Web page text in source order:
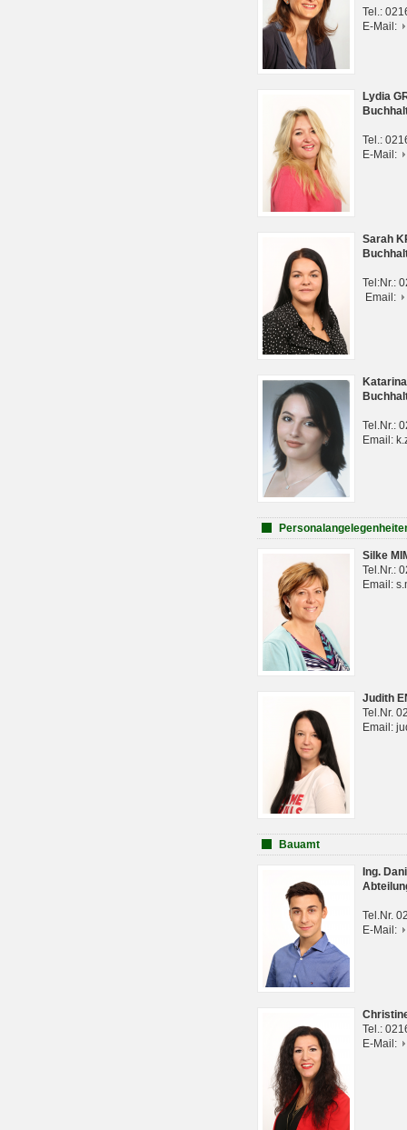
Tel.:
E-Mail:
Lydia
Tel.:
E-Mail:
Sarah
Tel:Nr.:
Email:
Tel.Nr.:
Email:
Silke
Tel.Nr.:
Email:
Judith
Tel.Nr.
Email:
Bauamt
Ing.
Tel.Nr.
E-Mail:
Tel.:
E-Mail: